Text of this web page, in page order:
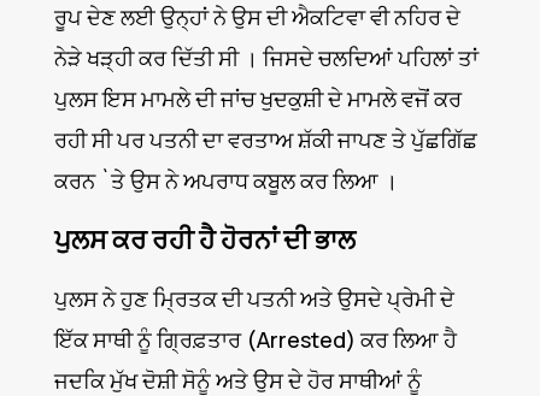
ਰੂਪ ਦੇਣ ਲਈ ਉਨ੍ਹਾਂ ਨੇ ਉਸ ਦੀ ਐਕਟਿਵਾ ਵੀ ਨਹਿਰ ਦੇ
ਨੇੜੇ ਖੜ੍ਹੀ ਕਰ ਦਿੱਤੀ ਸੀ । ਜਿਸਦੇ ਚਲਦਿਆਂ ਪਹਿਲਾਂ ਤਾਂ
ਪੁਲਸ ਇਸ ਮਾਮਲੇ ਦੀ ਜਾਂਚ ਖੁਦਕੁਸ਼ੀ ਦੇ ਮਾਮਲੇ ਵਜੋਂ ਕਰ
ਰਹੀ ਸੀ ਪਰ ਪਤਨੀ ਦਾ ਵਰਤਾਅ ਸ਼ੱਕੀ ਜਾਪਣ ਤੇ ਪੁੱਛਗਿੱਛ
ਕਰਨ `ਤੇ ਉਸ ਨੇ ਅਪਰਾਧ ਕਬੂਲ ਕਰ ਲਿਆ ।
ਪੁਲਸ ਕਰ ਰਹੀ ਹੈ ਹੋਰਨਾਂ ਦੀ ਭਾਲ
ਪੁਲਸ ਨੇ ਹੁਣ ਮ੍ਰਿਤਕ ਦੀ ਪਤਨੀ ਅਤੇ ਉਸਦੇ ਪ੍ਰੇਮੀ ਦੇ
ਇੱਕ ਸਾਥੀ ਨੂੰ ਗ੍ਰਿਫ਼ਤਾਰ (Arrested) ਕਰ ਲਿਆ ਹੈ
ਜਦਕਿ ਮੁੱਖ ਦੋਸ਼ੀ ਸੋਨੂੰ ਅਤੇ ਉਸ ਦੇ ਹੋਰ ਸਾਥੀਆਂ ਨੂੰ